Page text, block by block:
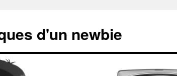
d'un newbie